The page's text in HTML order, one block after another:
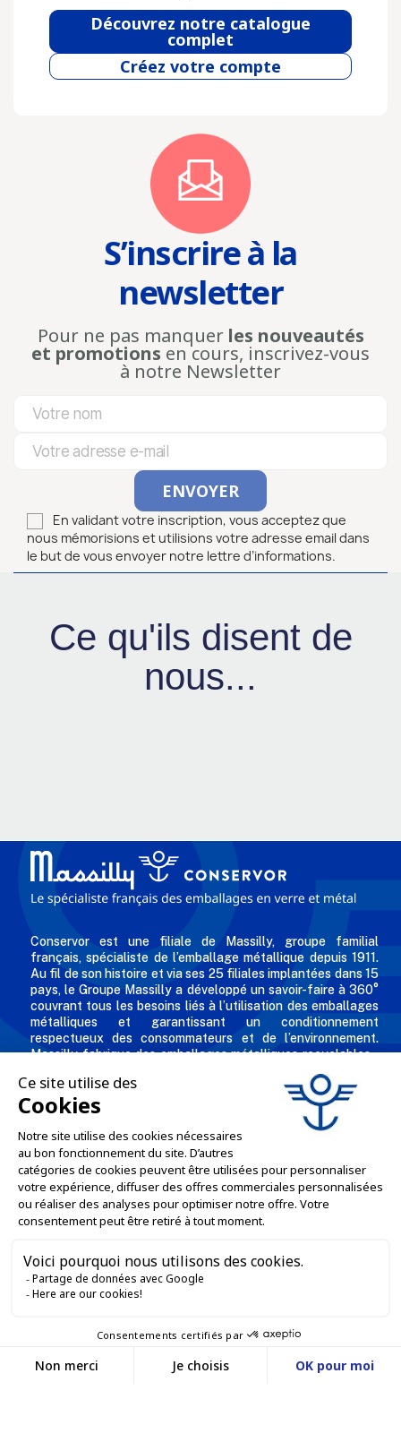
Découvrez notre catalogue
complet
Créez votre compte
S’inscrire à la
newsletter
Pour ne pas manquer les nouveautés
et promotions en cours, inscrivez-vous
à notre Newsletter
En validant votre inscription, vous acceptez que
nous mémorisions et utilisions votre adresse email dans
le but de vous envoyer notre lettre d’informations.
Ce qu'ils disent de
nous...
Conservor est une filiale de Massilly, groupe familial
français, spécialiste de l’emballage métallique depuis 1911.
Au fil de son histoire et via ses 25 filiales implantées dans 15
pays, le Groupe Massilly a développé un savoir-faire à 360°
couvrant tous les besoins liés à l’utilisation des emballages
métalliques et garantissant un conditionnement
respectueux des consommateurs et de l’environnement.
Massilly fabrique des emballages métalliques recyclables -
comme les capsules twist, conserves, aérosols, emballages
industriels, boîtes décorées et personnalisées pour les
professionnels de l'agro alimentaire et des industries
L'ENTREPRISE
NOS OFFRES
SERVICES VENTE EN LIGNE
GARDONS LE CONTACT